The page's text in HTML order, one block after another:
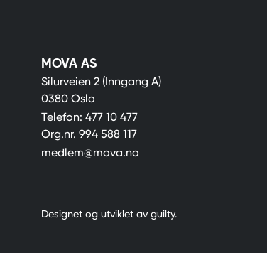
MOVA AS
Silurveien 2 (Inngang A)
0380 Oslo
Telefon: 477 10 477
Org.nr. 994 588 117
medlem@mova.no
Designet og utviklet av guilty.